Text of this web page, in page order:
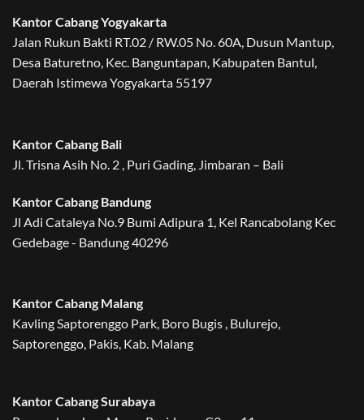
Kantor Cabang Yogyakarta
Jalan Rukun Bakti RT.02 / RW.05 No. 60A, Dusun Mantup,
Desa Baturetno, Kec. Banguntapan, Kabupaten Bantul,
Daerah Istimewa Yogyakarta 55197
Kantor Cabang Bali
Jl. Trisna Asih No. 2 , Puri Gading, Jimbaran – Bali
Kantor Cabang Bandung
Jl Adi Cataleya No.9 Bumi Adipura 1, Kel Rancabolang Kec
Gedebage - Bandung 40296
Kantor Cabang Malang
Kavling Saptorenggo Park, Boro Bugis , Bulurejo,
Saptorenggo, Pakis, Kab. Malang
Kantor Cabang Surabaya